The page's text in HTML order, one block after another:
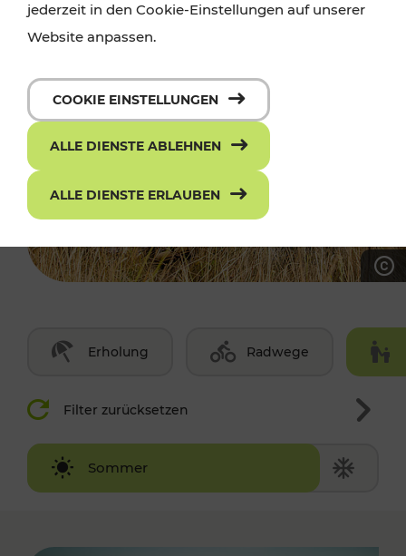
Erholung Radwege
Filter zurücksetzen
Sommer
Winter
jederzeit in den Cookie-Einstellungen auf unserer
Website anpassen.
COOKIE EINSTELLUNGEN
ALLE DIENSTE ABLEHNEN
ALLE DIENSTE ERLAUBEN